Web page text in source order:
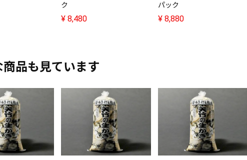
ク
¥ 8,480
パック
¥ 8,880
品も見ています